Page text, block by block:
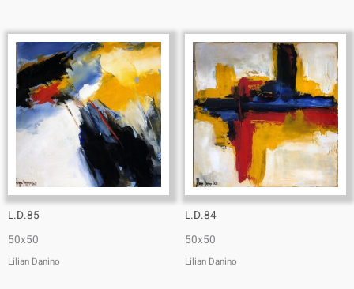
L.D.85
50x50
Lilian Danino
L.D.84
50x50
Lilian Danino